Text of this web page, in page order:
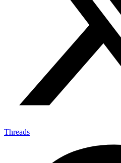
Threads